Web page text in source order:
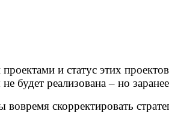
и статус этих
будет реализована – но
скорректировать